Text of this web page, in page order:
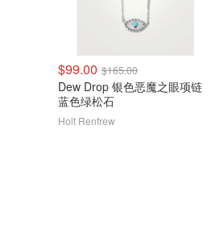
$99.00 $165.00
Dew Drop 银色恶魔之眼项链
蓝色绿松石
Holt Renfrew